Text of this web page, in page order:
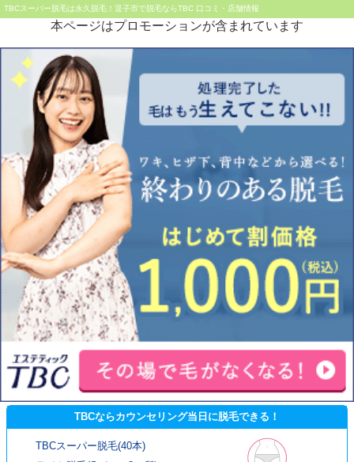
TBCスーパー脱毛は永久脱毛！逗子市で脱毛ならTBC 口コミ・店舗情報
本ページはプロモーションが含まれています
TBCならカウンセリング当日に脱毛できる！
TBCスーパー脱毛(40本)